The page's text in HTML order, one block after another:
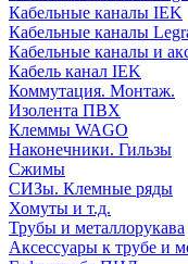
Кабельные каналы IEK
Кабельные каналы
Кабельные каналы и
Кабель канал IEK
Коммутация. Монтаж.
Изолента ПВХ
Клеммы WAGO
Наконечники. Гильзы
Сжимы
СИЗы. Клемные ряды
Хомуты и т.д.
Трубы и металлорукава
Аксессуары к трубе и